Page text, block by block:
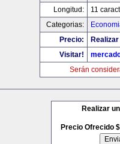
Longitud:
11
Categorias:
Precio:
Visitar!
Serán
Realizar
Precio Ofrecido $